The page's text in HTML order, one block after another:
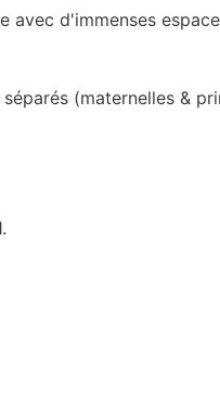
avec d'immenses
(maternelles &